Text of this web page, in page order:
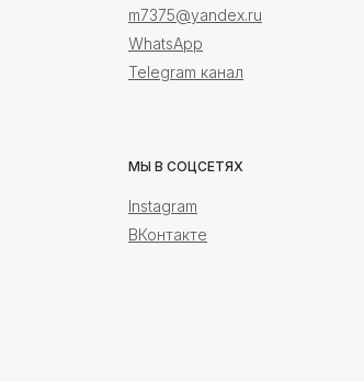
m7375@yandex.ru
WhatsApp
Telegram канал
МЫ В СОЦСЕТЯХ
ВКонтакте
Instagram